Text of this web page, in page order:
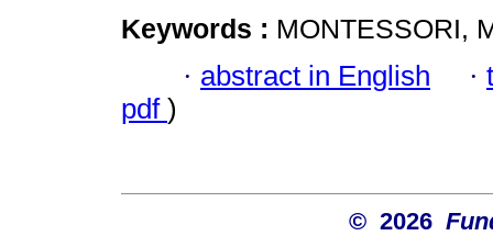
Keywords : MONTESSORI,
· abstract in English ·
pdf )
© 2026